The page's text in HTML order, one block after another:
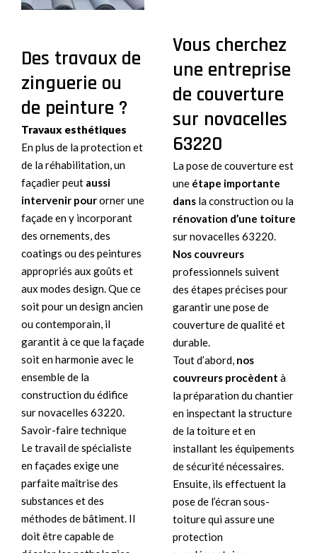
Des travaux de
zinguerie ou
de peinture ?
Travaux esthétiques
En plus de la protection et
de la réhabilitation, un
façadier peut aussi
intervenir pourorner une
façade en y incorporant
des ornements, des
coatings ou des peintures
appropriés aux goûts et
aux modes design. Que ce
soit pour un design ancien
ou contemporain, il
garantit à ce que la façade
soit en harmonie avec le
ensemble de la
construction du édifice
sur novacelles 63220.
Savoir-faire technique
Le travail de spécialiste
en façades exige une
parfaite maîtrise des
substances et des
méthodes de bâtiment. Il
doit être capable de
Vous cherchez
une entreprise
de couverture
sur novacelles
63220
La pose de couverture est
une étape importante
dans la construction ou la
rénovation d’une toiture
sur novacelles 63220.
Nos couvreurs
professionnels suivent
des étapes précises pour
garantir une pose de
couverture de qualité et
durable.
Tout d’abord, nos
couvreurs procèdent à
la préparation du chantier
en inspectant la structure
de la toiture et en
installant les équipements
de sécurité nécessaires.
Ensuite, ils effectuent la
pose de l’écran sous-
toiture qui assure une
protection